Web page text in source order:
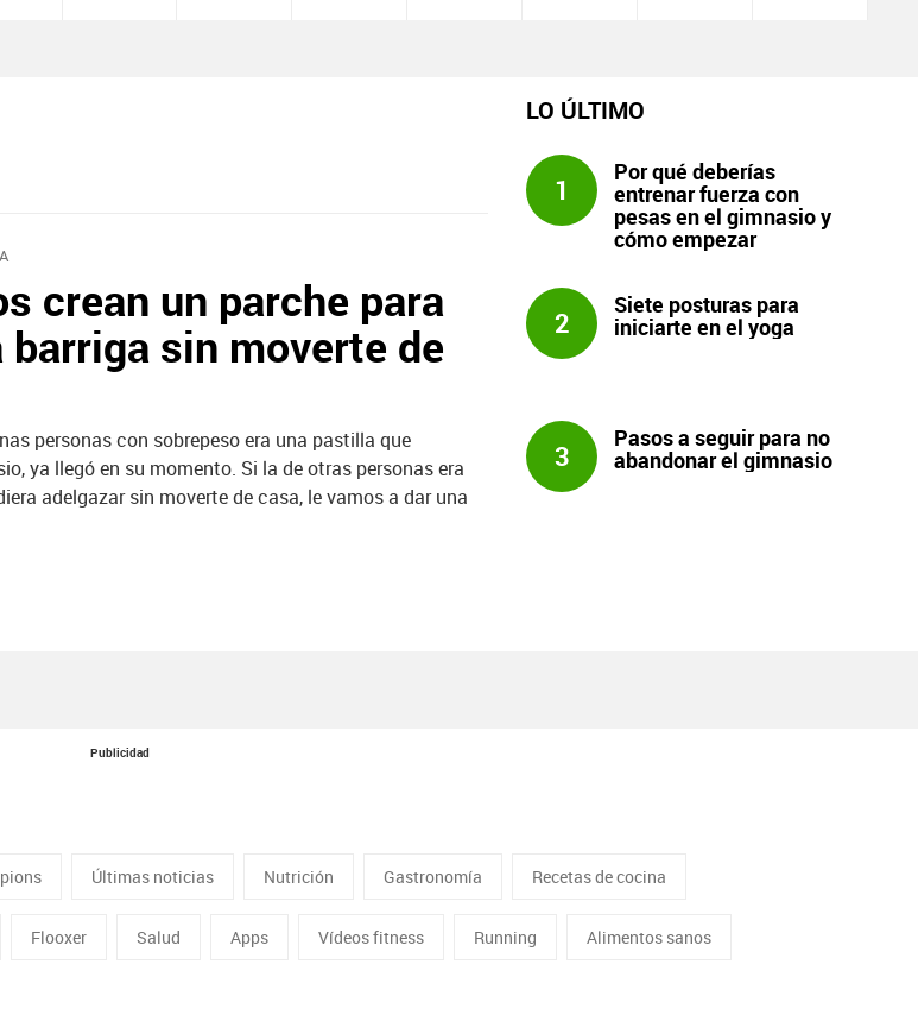
crean un parche para
sin moverte de
personas con sobrepeso era una pastilla que
ya llegó en su momento. Si la de otras personas era
adelgazar sin moverte de casa, le vamos a dar una
LO ÚLTIMO
1
Por qué deberías
entrenar fuerza con
pesas en el gimnasio y
cómo empezar
2
Siete posturas para
iniciarte en el yoga
3
Pasos a seguir para no
abandonar el gimnasio
Publicidad
Últimas noticias Nutrición Gastronomía Recetas de cocina
Flooxer Salud Apps Vídeos fitness Running Alimentos sanos